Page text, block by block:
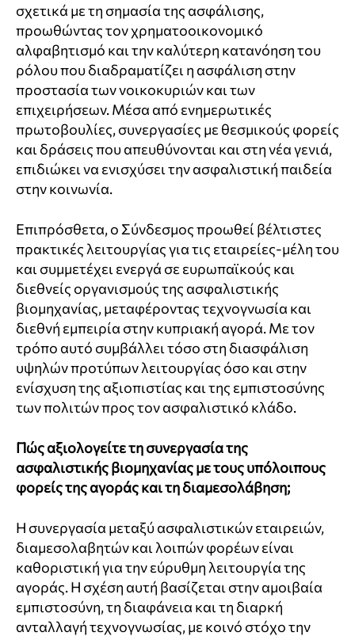
σχετικά με τη σημασία της ασφάλισης,
προωθώντας τον χρηματοοικονομικό
αλφαβητισμό και την καλύτερη κατανόηση του
ρόλου που διαδραματίζει η ασφάλιση στην
προστασία των νοικοκυριών και των
επιχειρήσεων. Μέσα από ενημερωτικές
πρωτοβουλίες, συνεργασίες με θεσμικούς φορείς
και δράσεις που απευθύνονται και στη νέα γενιά,
επιδιώκει να ενισχύσει την ασφαλιστική παιδεία
στην κοινωνία.
Επιπρόσθετα, ο Σύνδεσμος προωθεί βέλτιστες
πρακτικές λειτουργίας για τις εταιρείες-μέλη του
και συμμετέχει ενεργά σε ευρωπαϊκούς και
διεθνείς οργανισμούς της ασφαλιστικής
βιομηχανίας, μεταφέροντας τεχνογνωσία και
διεθνή εμπειρία στην κυπριακή αγορά. Με τον
τρόπο αυτό συμβάλλει τόσο στη διασφάλιση
υψηλών προτύπων λειτουργίας όσο και στην
ενίσχυση της αξιοπιστίας και της εμπιστοσύνης
των πολιτών προς τον ασφαλιστικό κλάδο.
Πώς αξιολογείτε τη συνεργασία της
ασφαλιστικής βιομηχανίας με τους υπόλοιπους
φορείς της αγοράς και τη διαμεσολάβηση;
Η συνεργασία μεταξύ ασφαλιστικών εταιρειών,
διαμεσολαβητών και λοιπών φορέων είναι
καθοριστική για την εύρυθμη λειτουργία της
αγοράς. Η σχέση αυτή βασίζεται στην αμοιβαία
εμπιστοσύνη, τη διαφάνεια και τη διαρκή
ανταλλαγή τεχνογνωσίας, με κοινό στόχο την